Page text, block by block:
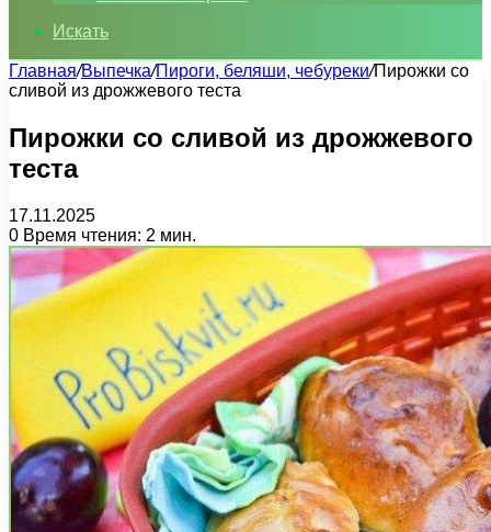
Искать
Главная/Выпечка/Пироги, беляши, чебуреки/Пирожки со
сливой из дрожжевого теста
Пирожки со сливой из дрожжевого
теста
17.11.2025
0 Время чтения: 2 мин.